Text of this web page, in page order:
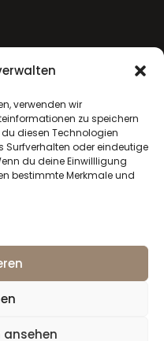
verwenden wir
zu speichern
diesen Technologien
Surfverhalten oder eindeutige
du deine Einwillligung
bestimmte Merkmale und
ansehen
Impressum